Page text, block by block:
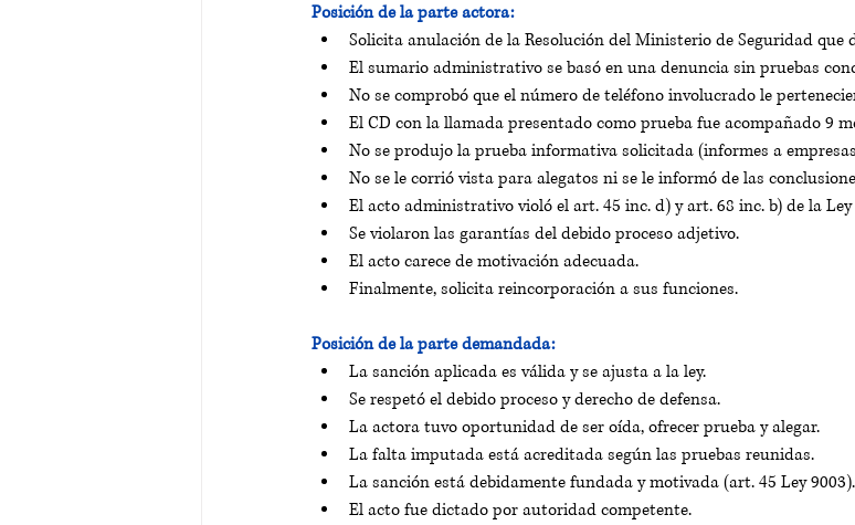
Posición de la parte actora:
Solicita anulación de la Resolución del Ministerio de Seguridad que
El sumario administrativo se basó en una denuncia sin pruebas
No se comprobó que el número de teléfono involucrado le
El CD con la llamada presentado como prueba fue acompañado 9
No se produjo la prueba informativa solicitada (informes a
No se le corrió vista para alegatos ni se le informó de las
El acto administrativo violó el art. 45 inc. d) y art. 68 inc. b) de la
Se violaron las garantías del debido proceso adjetivo.
El acto carece de motivación adecuada.
Finalmente, solicita reincorporación a sus funciones.
Posición de la parte demandada:
La sanción aplicada es válida y se ajusta a la ley.
Se respetó el debido proceso y derecho de defensa.
La actora tuvo oportunidad de ser oída, ofrecer prueba y alegar.
La falta imputada está acreditada según las pruebas reunidas.
La sanción está debidamente fundada y motivada (art. 45 Ley 9003).
El acto fue dictado por autoridad competente.